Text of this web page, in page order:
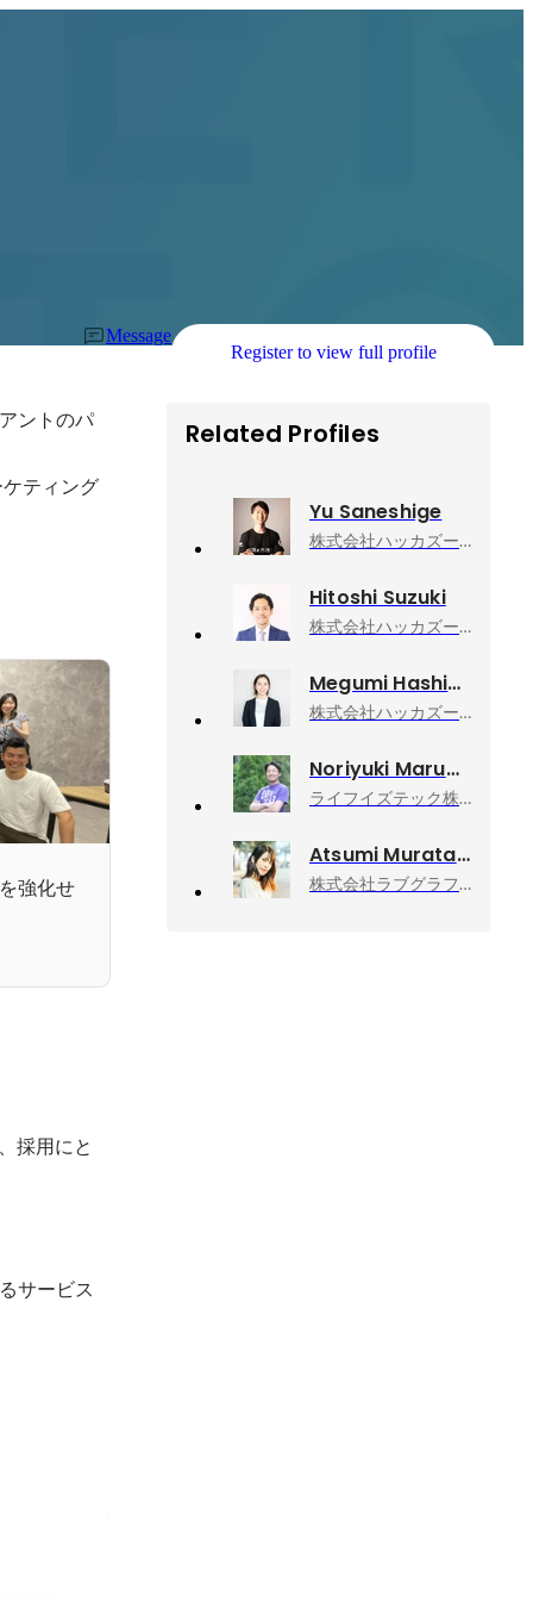
Message
Register to view full profile
ントのパ
ティング
強化せ
採用にと
サービス
Related Profiles
Yu Saneshige
株式会社ハッカズーク, 執行役員 アルムナイカンパニー CEO
Hitoshi Suzuki
株式会社ハッカズーク, 代表取締役CEO
Megumi Hashino
株式会社ハッカズーク, レインカンパニー採用責任者
Noriyuki Marumoto
ライフイズテック株式会社, 専務執行役員 CESO（最高教育戦略責任者）
Atsumi Murata
株式会社ラブグラフ, Co-founder & CCO